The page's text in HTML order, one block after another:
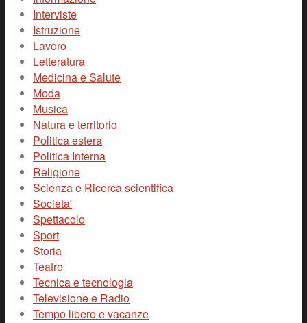
Interviste
Istruzione
Lavoro
Letteratura
Medicina e Salute
Moda
Musica
Natura e territorio
Politica estera
Politica Interna
Religione
Scienza e Ricerca scientifica
Societa'
Spettacolo
Sport
Storia
Teatro
Tecnica e tecnologia
Televisione e Radio
Tempo libero e vacanze